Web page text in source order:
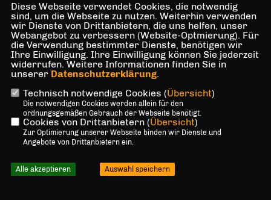
Diese Webseite verwendet Cookies, die notwendig
sind, um die Webseite zu nutzen. Weiterhin verwenden
wir Dienste von Drittanbietern, die uns helfen, unser
Webangebot zu verbessern (Website-Optmierung). Für
die Verwendung bestimmter Dienste, benötigen wir
Ihre Einwilligung. Ihre Einwilligung können Sie jederzeit
widerrufen. Weitere Informationen finden Sie in
unserer Datenschutzerklärung.
Technisch notwendige Cookies (Übersicht)
Die notwendigen Cookies werden allein für den
ordnungsgemäßen Gebrauch der Webseite benötigt.
Cookies von Drittanbietern (Übersicht)
Zur Optimierung unserer Webseite binden wir Dienste und
Angebote von Drittanbietern ein.
Alle akzeptieren Auswahl speichern